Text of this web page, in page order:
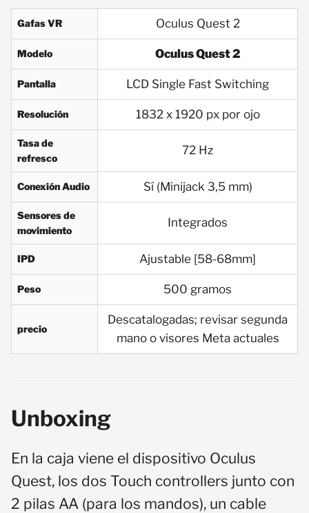
Gafas VR Oculus Quest 2
Modelo Oculus Quest 2
Pantalla LCD Single Fast Switching
Resolución 1832 x 1920 px por ojo
Tasa de
refresco
72 Hz
Conexión Audio Sí (Minijack 3,5 mm)
Sensores de
movimiento
Integrados
IPD Ajustable [58-68mm]
Peso 500 gramos
precio
Descatalogadas; revisar segunda
mano o visores Meta actuales
Unboxing
En la caja viene el dispositivo Oculus
Quest, los dos Touch controllers junto con
2 pilas AA (para los mandos), un cable